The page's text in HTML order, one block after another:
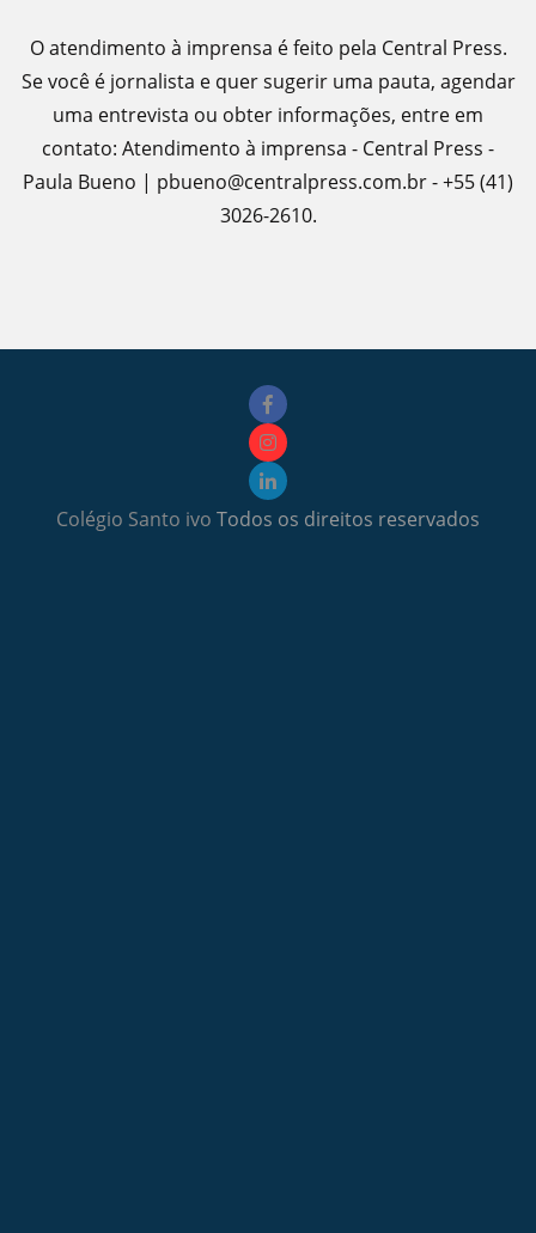
O atendimento à imprensa é feito pela Central Press.
Se você é jornalista e quer sugerir uma pauta, agendar
uma entrevista ou obter informações, entre em
contato: Atendimento à imprensa - Central Press -
Paula Bueno | pbueno@centralpress.com.br - +55 (41)
3026-2610.
Colégio Santo ivo Todos os direitos reservados